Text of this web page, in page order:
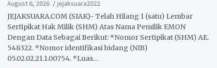
August 6, 2026
jejaksuara2022
JEJAKSUARA.COM (SIAK)- Telah Hilang 1 (satu) Lembar
Sertipikat Hak Milik (SHM) Atas Nama Pemilik EMON
Dengan Data Sebagai Berikut: *Nomor Sertipikat (SHM) AE.
548322. *Nomor identifikasi bidang (NIB)
05.02.02.21.1.00754. *Luas…